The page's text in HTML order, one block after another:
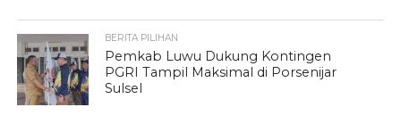
BERITA PILIHAN
Pemkab Luwu Dukung Kontingen
PGRI Tampil Maksimal di Porsenijar
Sulsel